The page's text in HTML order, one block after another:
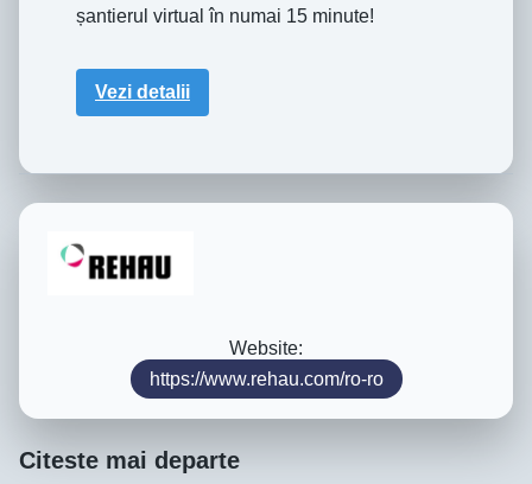
șantierul virtual în numai 15 minute!
Vezi detalii
Website:
https://www.rehau.com/ro-ro
Citeste mai departe